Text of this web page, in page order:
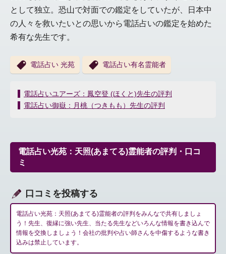
として独立。恐山で対面での鑑定をしていたが、日本中
の人々を救いたいとの思いから電話占いの鑑定を始めた
希有な先生です。
電話占い 光苑 電話占い有名霊能者
投
稿
ー
シ
ョ
電話占いユアーズ：鳳空登 (ほくと)先生の評判
電話占い御嶽：月桃（つきもも）先生の評判
電話占い光苑：天照(あまてる)霊能者の評判・口コ
ミ
口コミを投稿する
電話占い光苑：天照(あまてる)霊能者の評判をみんなで共有しましょ
う！先生、復縁に強い先生、当たる先生などいろんな情報を書き込んで
情報を交換しましょう！会社の批判や占い師さんを中傷するような書き
込みは禁止しています。